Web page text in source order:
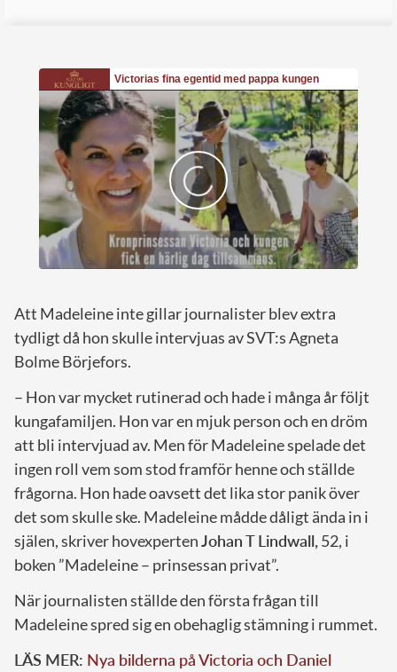
Att Madeleine inte gillar journalister blev extra
tydligt då hon skulle intervjuas av SVT:s Agneta
Bolme Börjefors.
– Hon var mycket rutinerad och hade i många år följt
kungafamiljen. Hon var en mjuk person och en dröm
att bli intervjuad av. Men för Madeleine spelade det
ingen roll vem som stod framför henne och ställde
frågorna. Hon hade oavsett det lika stor panik över
det som skulle ske. Madeleine mådde dåligt ända in i
själen, skriver hovexpertenJohan T Lindwall, 52, i
boken ”Madeleine – prinsessan privat”.
När journalisten ställde den första frågan till
Madeleine spred sig en obehaglig stämning i rummet.
LÄS MER: Nya bilderna på Victoria och Daniel